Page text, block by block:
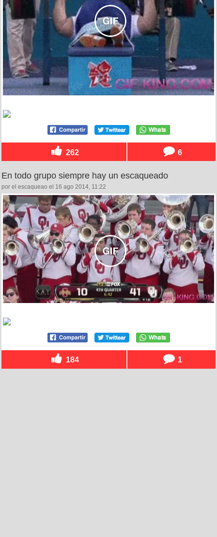
262 6
En todo grupo siempre hay un escaqueado
por el escaqueao el 16 ago 2014, 11:22
184 1